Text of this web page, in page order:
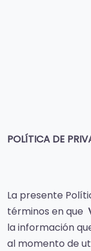
POLÍTICA DE
La presente
términos en que
la información
al momento de